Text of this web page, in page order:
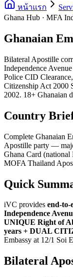
หน้าแรก
Ghana Hub · MFA
Ghanaian
Bilateral Apostille
Independence
Police CID
Citizenship Act 2000
2002. 18+ Ghanaian
Country
Complete Ghanaian
Apostille party —
Ghana Card
MOFA Thailand
Quick
iVC provides end-
Independence
UNIQUE Right of
years + DUAL
Embassy at 12/1 Soi
Bilateral